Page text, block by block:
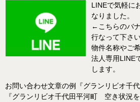
LINEで気軽に
なりました。
←こちらのバ
行なって下さい
物件名称やご
法人専用LINE
します。
お問い合わせ文章の例『グランリビオ千
『グランリビオ千代田平河町 空き状況